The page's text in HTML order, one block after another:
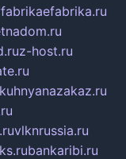
z-host.ru
vlknrussia.ru
bankaribi.ru